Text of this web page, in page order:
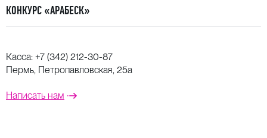
КОНКУРС «АРАБЕСК»
Касса: +7 (342) 212-30-87
Пермь, Петропавловская, 25а
Написать нам